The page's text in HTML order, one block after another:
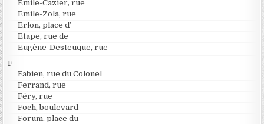
Emile-Cazier, rue
Emile-Zola, rue
Erlon, place d’
Etape, rue de
Eugène-Desteuque, rue
F
Fabien, rue du Colonel
Ferrand, rue
Féry, rue
Foch, boulevard
Forum, place du